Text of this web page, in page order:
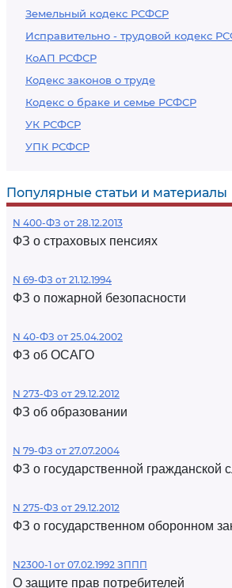
Земельный кодекс РСФСР
Исправительно - трудовой кодекс
КоАП РСФСР
Кодекс законов о труде
Кодекс о браке и семье РСФСР
УК РСФСР
УПК РСФСР
Популярные статьи и материалы
N 400-ФЗ от 28.12.2013
ФЗ о страховых пенсиях
N 69-ФЗ от 21.12.1994
ФЗ о пожарной безопасности
N 40-ФЗ от 25.04.2002
ФЗ об ОСАГО
N 273-ФЗ от 29.12.2012
ФЗ об образовании
N 79-ФЗ от 27.07.2004
ФЗ о государственной гражданской
N 275-ФЗ от 29.12.2012
ФЗ о государственном оборонном
N2300-1 от 07.02.1992 ЗППП
О защите прав потребителей